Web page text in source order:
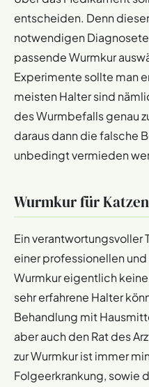
entscheiden. Denn
notwendigen
passende Wurmkur
Experimente sollte man
meisten Halter sind
des Wurmbefalls genau
daraus dann die falsche
unbedingt vermieden
Wurmkur für
Ein verantwortungsvoller
einer professionellen
Wurmkur eigentlich
sehr erfahrene Halter
Behandlung mit
aber auch den Rat des
zur Wurmkur ist immer
Folgeerkrankung, sowie